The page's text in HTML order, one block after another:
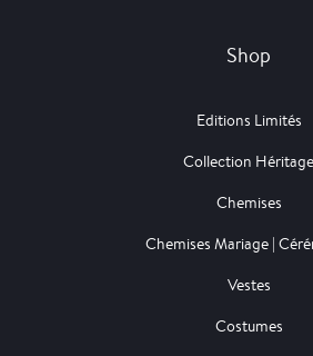
Shop
Editions Limités
Collection Héritage
Chemises
Chemises Mariage |
Vestes
Costumes